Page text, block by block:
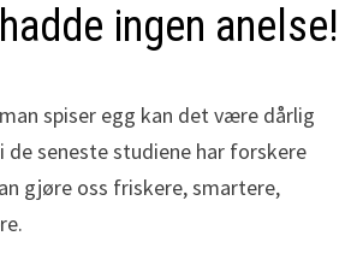
ingen anelse!
spiser egg kan det være dårlig
de seneste studiene har forskere
gjøre oss friskere, smartere,